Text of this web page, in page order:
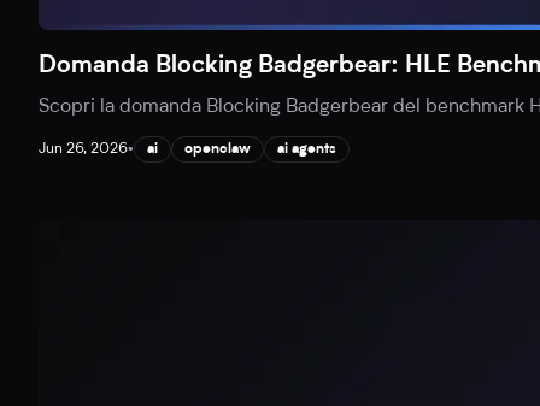
Domanda Blocking Badgerbear: HLE
Scopri la domanda Blocking Badgerbear del benchmark
Jun 26, 2026• ai openclaw ai agents